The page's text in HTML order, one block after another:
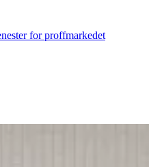
for proffmarkedet